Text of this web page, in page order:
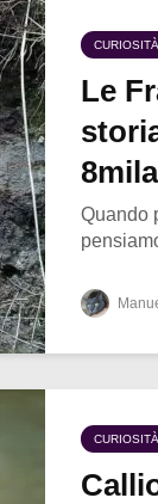
CURIOSITÀ
Le
Quando
CURIOSITÀ